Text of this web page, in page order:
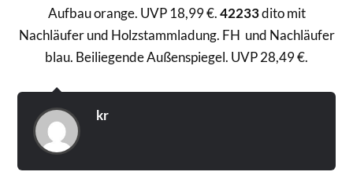
Aufbau orange. UVP 18,99 €.42233dito mit
Nachläufer und Holzstammladung. FH und Nachläufer
blau. Beiliegende Außenspiegel. UVP 28,49 €.
kr